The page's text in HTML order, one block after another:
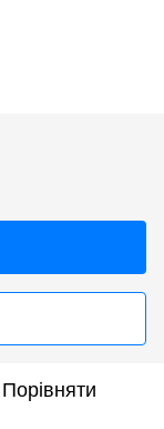
Порівняти